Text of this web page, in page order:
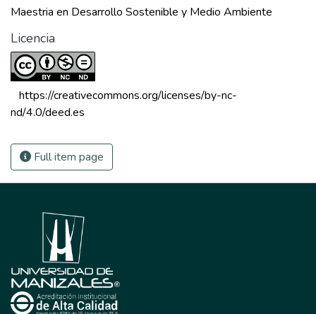
Maestria en Desarrollo Sostenible y Medio Ambiente
Licencia
https://creativecommons.org/licenses/by-nc-
nd/4.0/deed.es
Full item page